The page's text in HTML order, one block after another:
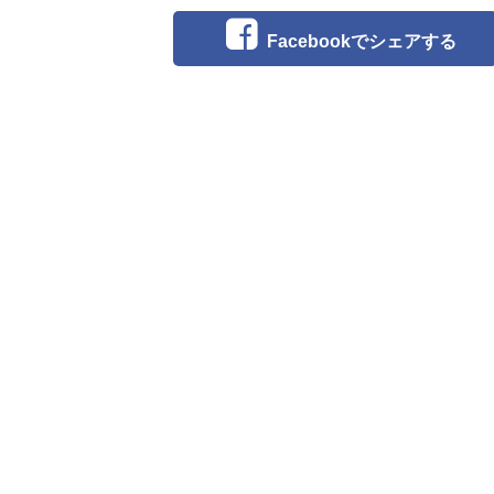
Facebookでシェアする